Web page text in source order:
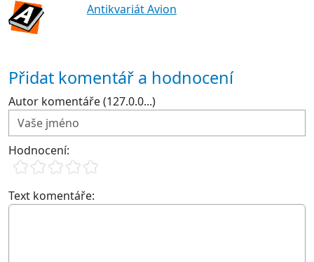
Antikvariát Avion
Přidat komentář a hodnocení
Autor komentáře (127.0.0...)
Hodnocení:
Text komentáře: